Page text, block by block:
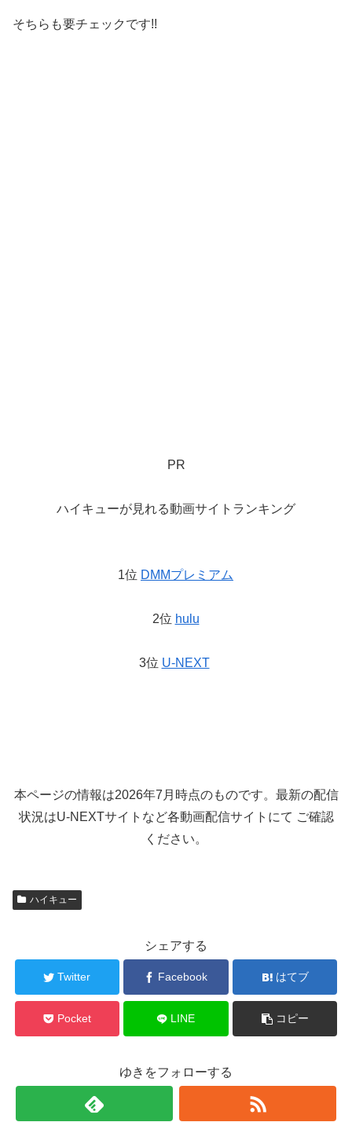
そちらも要チェックです!!
PR
ハイキューが見れる動画サイトランキング
1位 DMMプレミアム
2位 hulu
3位 U-NEXT
本ページの情報は2026年7月時点のものです。最新の配信
状況はU-NEXTサイトなど各動画配信サイトにて ご確認
ください。
ハイキュー
シェアする
Twitter Facebook はてブ
Pocket LINE コピー
ゆきをフォローする